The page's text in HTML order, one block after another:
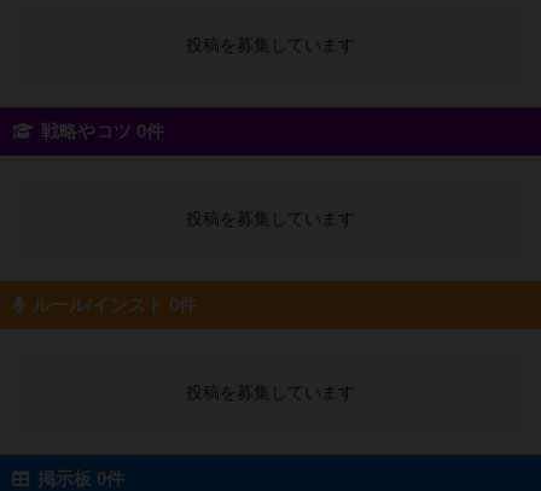
投稿を募集しています
戦略やコツ 0件
投稿を募集しています
ルール/インスト 0件
投稿を募集しています
掲示板 0件